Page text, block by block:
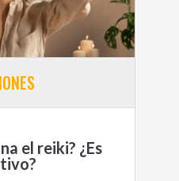
el reiki? ¿Es